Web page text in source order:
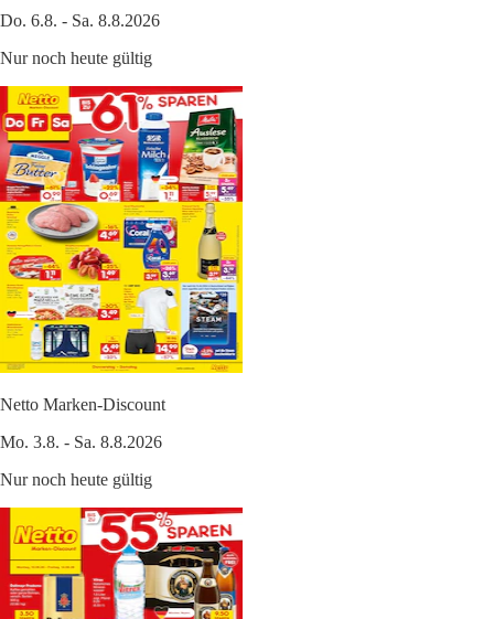
Do. 6.8. - Sa. 8.8.2026
Nur noch heute gültig
Netto Marken-Discount
Mo. 3.8. - Sa. 8.8.2026
Nur noch heute gültig